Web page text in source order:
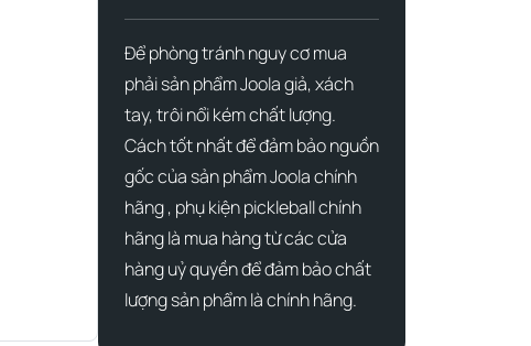
Để phòng tránh nguy cơ mua
phải sản phẩm Joola giả, xách
tay, trôi nổi kém chất lượng.
Cách tốt nhất để đảm bảo nguồn
gốc của sản phẩm Joola chính
hãng , phụ kiện pickleball chính
hãng là mua hàng từ các cửa
hàng uỷ quyền để đảm bảo chất
lượng sản phẩm là chính hãng.